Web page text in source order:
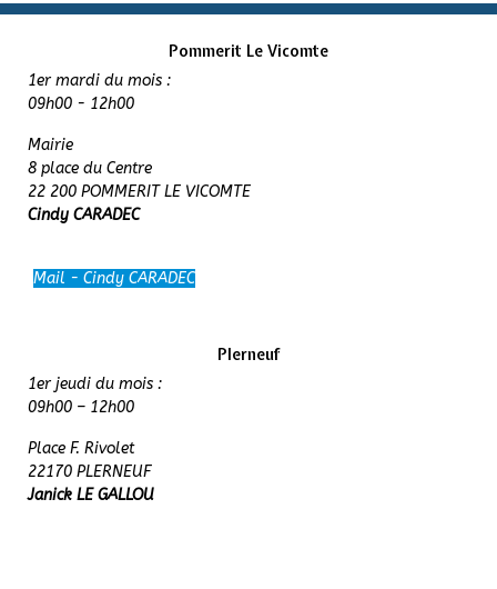
Pommerit Le Vicomte
1er mardi du mois :
09h00 - 12h00
Mairie
8 place du Centre
22 200 POMMERIT LE VICOMTE
Cindy CARADEC
Mail - Cindy CARADEC
Plerneuf
1er jeudi du mois :
09h00 – 12h00
Place F. Rivolet
22170 PLERNEUF
Janick LE GALLOU